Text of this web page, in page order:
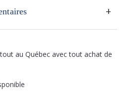
+
au Québec avec tout achat de